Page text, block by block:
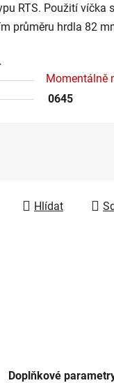
RTS. Použití víčka
průměru hrdla 82
Momentálně
0645
Hlídat
Doplňkové